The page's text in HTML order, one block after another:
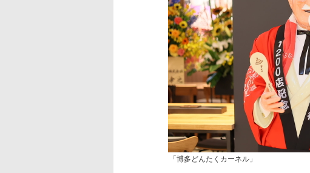
「博多どんたくカーネル」